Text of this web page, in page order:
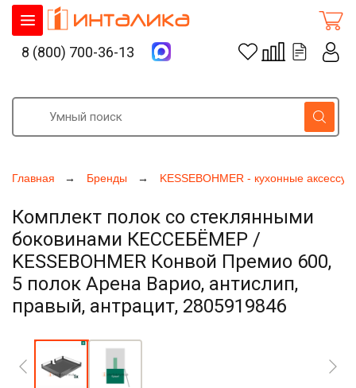
Главная Бренды KESSEBOHMER - кухонные
Комплект полок со стеклянными
боковинами КЕССЕБЁМЕР /
KESSEBOHMER Конвой Премио 600,
5 полок Арена Варио, антислип,
правый, антрацит, 2805919846
8 (800) 700-36-13